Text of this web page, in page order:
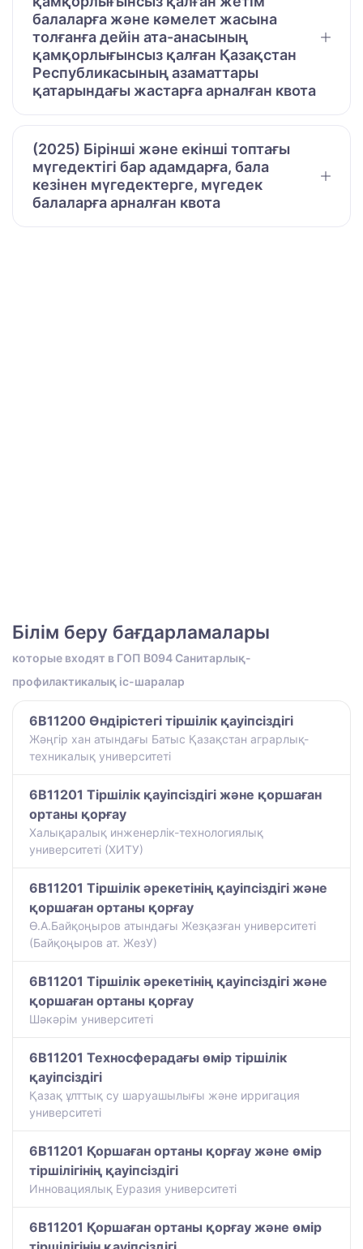
балаларға және кәмелет жасына
толғанға дейін ата-анасының
қамқорлығынсыз қалған Қазақстан
Республикасының азаматтары
қатарындағы жастарға арналған квота
(2025) Бірінші және екінші топтағы
мүгедектігі бар адамдарға, бала
кезінен мүгедектерге, мүгедек
балаларға арналған квота
Білім беру бағдарламалары
которые входят в ГОП B094 Санитарлық-
профилактикалық іс-шаралар
6B11200 Өндірістегі тіршілік қауіпсіздігі
Жәңгір хан атындағы Батыс Қазақстан аграрлық-
техникалық университеті
6B11201 Тіршілік қауіпсіздігі және қоршаған
ортаны қорғау
Халықаралық инженерлік-технологиялық
университеті (ХИТУ)
6B11201 Тіршілік әрекетінің қауіпсіздігі және
қоршаған ортаны қорғау
Ө.А.Байқоңыров атындағы Жезқазған университеті
(Байқоңыров ат. ЖезУ)
6B11201 Тіршілік әрекетінің қауіпсіздігі және
қоршаған ортаны қорғау
Шәкәрім университеті
6B11201 Техносферадағы өмір тіршілік
қауіпсіздігі
​Қазақ ұлттық су шаруашылығы және ирригация
университеті
6B11201 Қоршаған ортаны қорғау жəне өмір
тіршілігінің қауіпсіздігі
Инновациялық Еуразия университеті
6B11201 Қоршаған ортаны қорғау және өмір